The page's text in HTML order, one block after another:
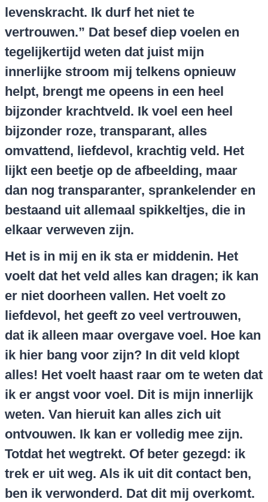
levenskracht. Ik durf het niet te
vertrouwen.” Dat besef diep voelen en
tegelijkertijd weten dat juist mijn
innerlijke stroom mij telkens opnieuw
helpt, brengt me opeens in een heel
bijzonder krachtveld. Ik voel een heel
bijzonder roze, transparant, alles
omvattend, liefdevol, krachtig veld. Het
lijkt een beetje op de afbeelding, maar
dan nog transparanter, sprankelender en
bestaand uit allemaal spikkeltjes, die in
elkaar verweven zijn.
Het is in mij en ik sta er middenin. Het
voelt dat het veld alles kan dragen; ik kan
er niet doorheen vallen. Het voelt zo
liefdevol, het geeft zo veel vertrouwen,
dat ik alleen maar overgave voel. Hoe kan
ik hier bang voor zijn? In dit veld klopt
alles! Het voelt haast raar om te weten dat
ik er angst voor voel. Dit is mijn innerlijk
weten. Van hieruit kan alles zich uit
ontvouwen. Ik kan er volledig mee zijn.
Totdat het wegtrekt. Of beter gezegd: ik
trek er uit weg. Als ik uit dit contact ben,
ben ik verwonderd. Dat dit mij overkomt.